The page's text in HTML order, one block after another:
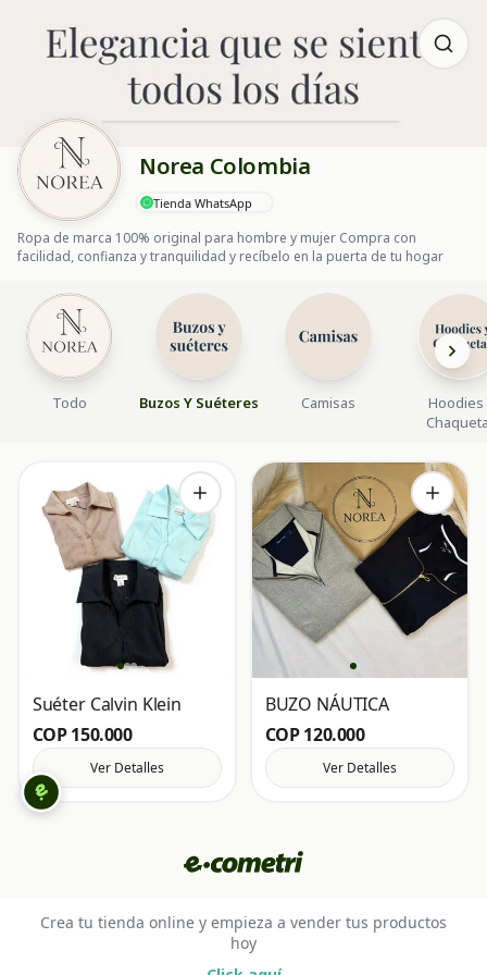
Norea Colombia
Tienda WhatsApp
Ropa de marca 100% original para hombre y mujer Compra con
facilidad, confianza y tranquilidad y recíbelo en la puerta de tu hogar
Todo Buzos Y Suéteres Camisas
Hoodies
Suéter Calvin Klein
COP 150.000
Ver Detalles
BUZO NÁUTICA
COP 120.000
Ver Detalles
Crea tu tienda online y empieza a vender tus productos
hoy